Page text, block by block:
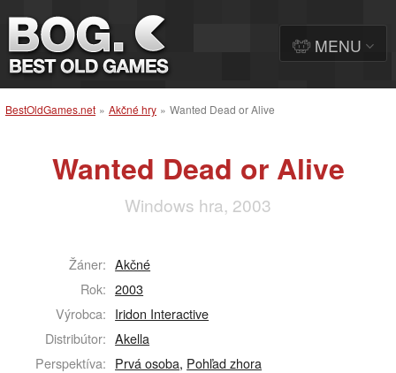
BestOldGames.net » Akčné hry » Wanted Dead or Alive
Wanted Dead or Alive
Windows hra, 2003
Žáner: Akčné
Rok: 2003
Výrobca: Iridon Interactive
Distribútor: Akella
Perspektíva: Prvá osoba, Pohľad zhora
MENU